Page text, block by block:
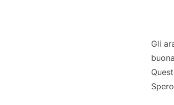
Gli